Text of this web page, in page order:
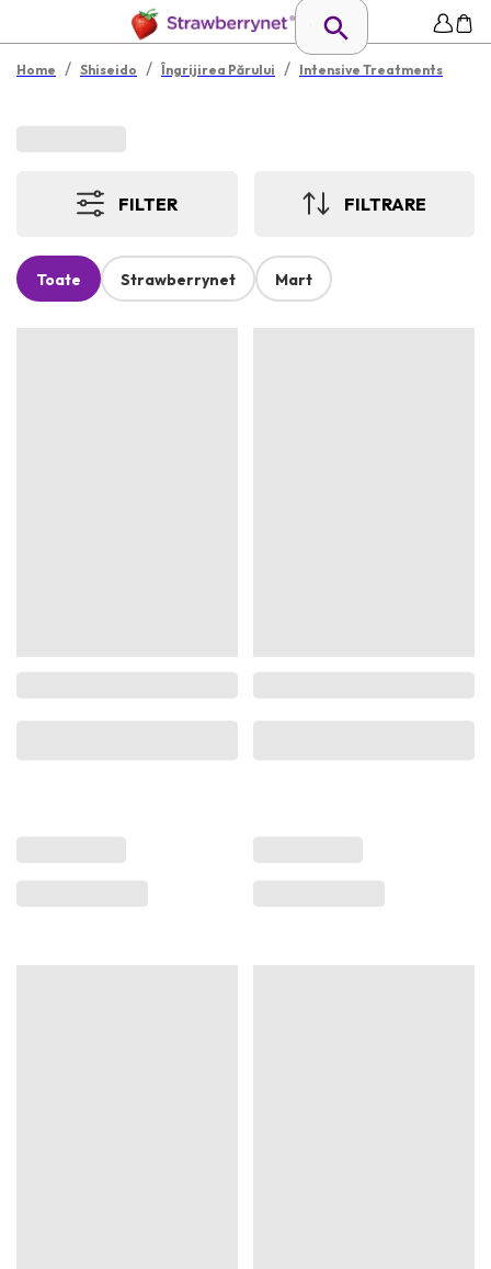
Home / Shiseido / Îngrijirea Părului / Intensive Treatments
FILTER FILTRARE
Toate Strawberrynet Mart